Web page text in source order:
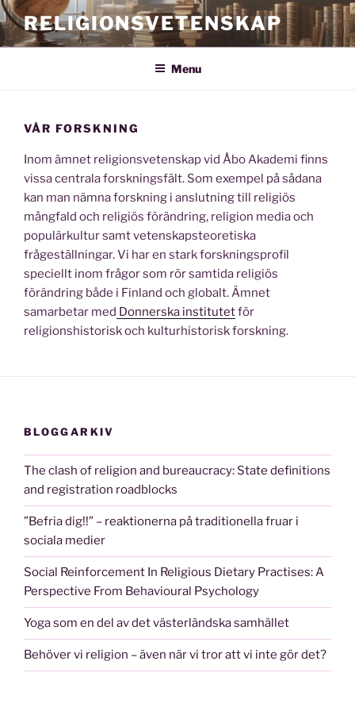
Skip
to
content
RELIGIONSVETENSKAP
Menu
VÅR FORSKNING
Inom ämnet religionsvetenskap vid Åbo Akademi finns
vissa centrala forskningsfält. Som exempel på sådana
kan man nämna forskning i anslutning till religiös
mångfald och religiös förändring, religion media och
populärkultur samt vetenskapsteoretiska
frågeställningar. Vi har en stark forskningsprofil
speciellt inom frågor som rör samtida religiös
förändring både i Finland och globalt. Ämnet
samarbetar med Donnerska institutetför
religionshistorisk och kulturhistorisk forskning.
BLOGGARKIV
The clash of religion and bureaucracy: State definitions
and registration roadblocks
”Befria dig!!” – reaktionerna på traditionella fruar i
sociala medier
Social Reinforcement In Religious Dietary Practises: A
Perspective From Behavioural Psychology
Yoga som en del av det västerländska samhället
Behöver vi religion – även när vi tror att vi inte gör det?